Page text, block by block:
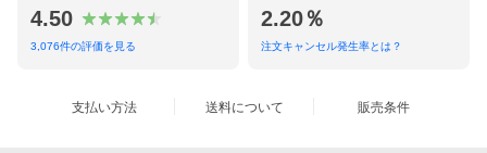
4.50
3,076件の評価を見る
2.20％
注文キャンセル発生率とは？
支払い方法 送料について 販売条件